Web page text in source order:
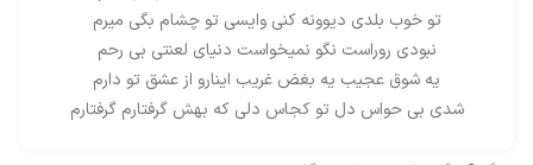
تو خوب بلدی دیوونه کنی وایسی تو چشام بگی میرم
نبودی روراست نگو نمیخواست دنیای لعنتی بی رحم
یه شوق عجیب یه بغض غریب اینارو از عشق تو دارم
شدی بی حواس دل تو کجاس دلی که بهش گرفتارم گرفتارم